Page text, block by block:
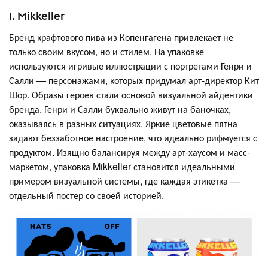
1. Mikkeller
Бренд крафтового пива из Копенгагена привлекает не
только своим вкусом, но и стилем. На упаковке
используются игривые иллюстрации с портретами Генри и
Салли — персонажами, которых придумал арт-директор Кит
Шор. Образы героев стали основой визуальной айдентики
бренда. Генри и Салли буквально живут на баночках,
оказываясь в разных ситуациях. Яркие цветовые пятна
задают беззаботное настроение, что идеально рифмуется с
продуктом. Изящно балансируя между арт-хаусом и масс-
маркетом, упаковка Mikkeller становится идеальными
примером визуальной системы, где каждая этикетка —
отдельный постер со своей историей.